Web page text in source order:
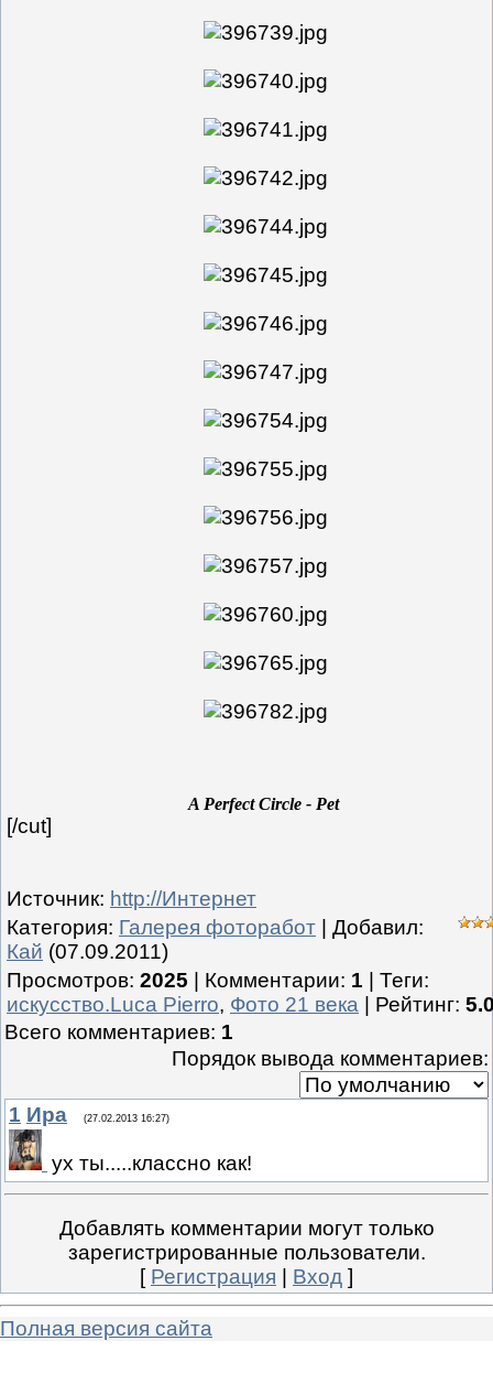
A Perfect Circle - Pet
[/cut]
Источник: http://Интернет
Категория: Галерея фоторабот Добавил:
Кай (07.09.2011)
Просмотров: 2025 Комментарии: 1 Теги:
искусство.Luca Pierro, Фото 21 века Рейтинг:
Всего комментариев: 1
Порядок вывода комментариев:
1 Ира (27.02.2013 16:27)
ух ты.....классно как!
Добавлять комментарии могут только
зарегистрированные пользователи.
[ Регистрация Вход ]
Полная версия сайта